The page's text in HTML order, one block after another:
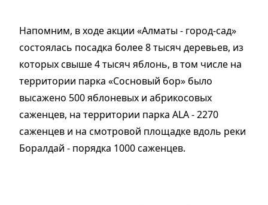
Напомним, в ходе акции «Алматы - город-сад»
состоялась посадка более 8 тысяч деревьев, из
которых свыше 4 тысяч яблонь, в том числе на
территории парка «Сосновый бор» было
высажено 500 яблоневых и абрикосовых
саженцев, на территории парка ALA - 2270
саженцев и на смотровой площадке вдоль реки
Боралдай - порядка 1000 саженцев.